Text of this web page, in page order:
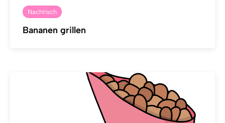
Nachtisch
Bananen grillen